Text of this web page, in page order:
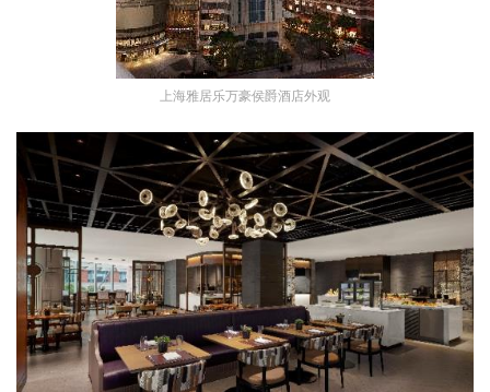
上海雅居乐万豪侯爵酒店外观